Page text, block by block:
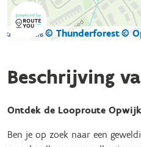
Kaartgegevens © Thunderforest©
Beschrijving
Ontdek de Looproute
Ben je op zoek naar een